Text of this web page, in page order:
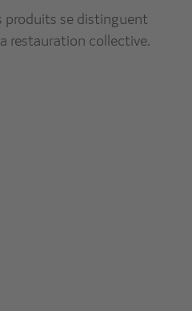
produits se distinguent
restauration collective.